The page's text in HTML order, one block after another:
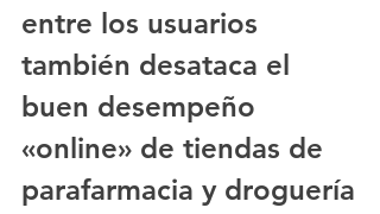
entre los usuarios
también desataca el
buen desempeño
«online» de tiendas de
parafarmacia y droguería